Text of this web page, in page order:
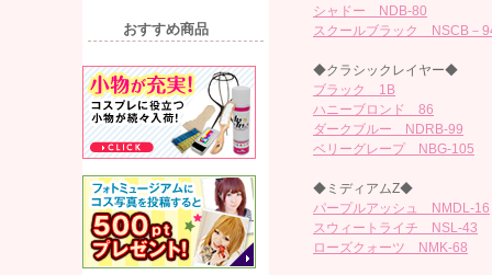
シャドー NDB-80
スクールブラック NSCB－
◆クラシックレイヤー◆
ブラック 1B
ハニーブロンド 86
ダークブルー NDRB-99
ベリーグレープ NBG-105
◆ミディアムZ◆
パープルアッシュ NMDL-16
スウィートライチ NSL-43
ローズクォーツ NMK-68
おすすめ商品